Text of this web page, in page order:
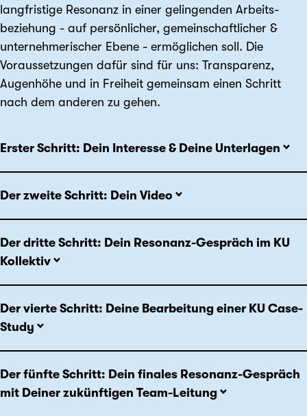
lang­fristige Resonanz in einer gelingenden Arbeits­
beziehung - auf persönlicher, gemeinschaftlicher &
unternehmerischer Ebene - ermöglichen soll. Die
Voraus­setzungen dafür sind für uns: Transparenz,
Augenhöhe und in Freiheit gemeinsam einen Schritt
nach dem anderen zu gehen.
Erster Schritt: Dein Interesse & Deine Unterlagen
Der zweite Schritt: Dein Video
Der dritte Schritt: Dein Resonanz-Gespräch im KU
Kollektiv
Der vierte Schritt: Deine Bearbeitung einer KU Case-
Study
Der fünfte Schritt: Dein finales Resonanz-Gespräch
mit Deiner zukünftigen Team-Leitung